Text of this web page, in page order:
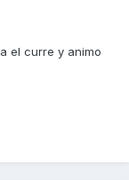
el curre y animo